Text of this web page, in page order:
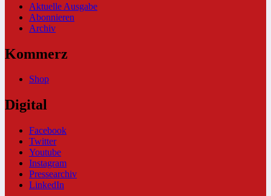
Aktuelle Ausgabe
Abonnieren
Archiv
Kommerz
Shop
Digital
Facebook
Twitter
Youtube
Instagram
Pressearchiv
LinkedIn